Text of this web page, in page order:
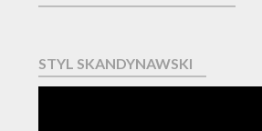
STYL SKANDYNAWSKI